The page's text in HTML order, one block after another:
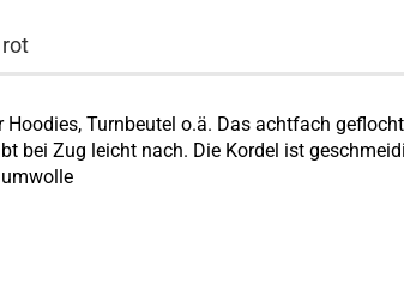
Turnbeutel o.ä. Das achtfach
bei Zug leicht nach. Die Kordel ist